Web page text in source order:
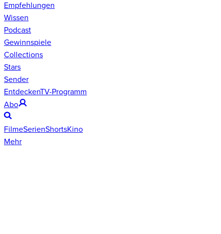
Empfehlungen
Wissen
Podcast
Gewinnspiele
Collections
Stars
Sender
EntdeckenTV-Programm
Abo
FilmeSerienShortsKino
Mehr